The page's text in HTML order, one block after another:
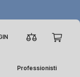
Professionisti